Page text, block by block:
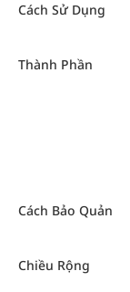
Cách Sử Dụng
Thành Phần
Cách Bảo Quản
Chiều Rộng